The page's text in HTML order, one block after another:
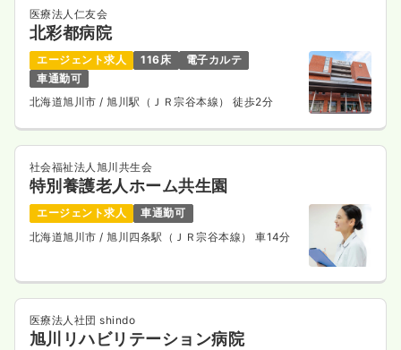
日曜休み
月給24万円以上可
気になる 詳細を見る
その他 一般病院
日勤のみ（常勤）
給与 23.5万円/月 賞与4.15ヶ月
※経験2年の例
日祝休み
担当業務未経験可 月給27万円以上可
気になる
医療法人仁友会
北彩都病院
エージェント求人 116床
電子カルテ
車通勤可
北海道旭川市/ 旭川駅（ＪＲ宗谷本線） 徒歩2分
社会福祉法人旭川共生会
特別養護老人ホーム共生園
エージェント求人
車通勤可
北海道旭川市 / 旭川四条駅（ＪＲ宗谷本線） 車14分
医療法人社団 shindo
旭川リハビリテーション病院